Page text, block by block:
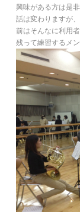
興味がある方は是
話は変わりますが
前はそんなに利用
残って練習するメ